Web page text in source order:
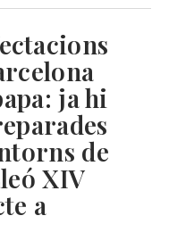
ja hi
de
XIV
a